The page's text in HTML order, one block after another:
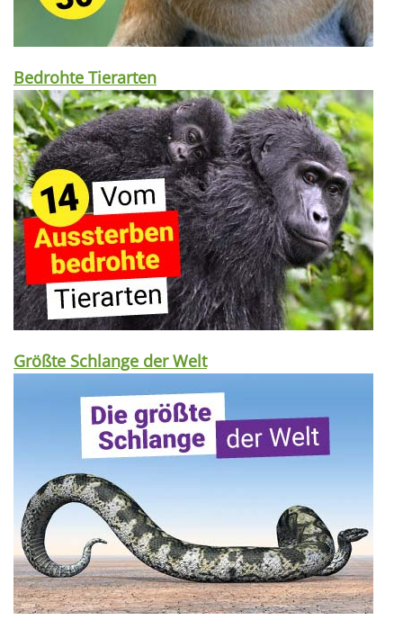
Bedrohte Tierarten
Größte Schlange der Welt